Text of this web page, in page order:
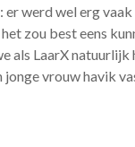
werd wel erg
zou best eens
als LaarX natuurlijk
vrouw havik